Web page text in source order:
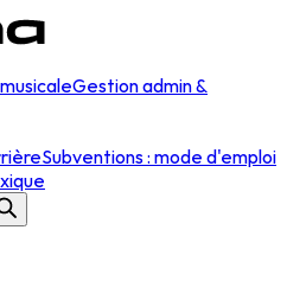
Gestion admin &
Subventions : mode d'emploi